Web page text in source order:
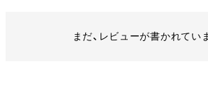
まだ、レビューが書かれてい